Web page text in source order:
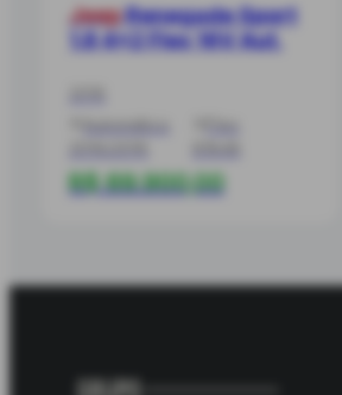
JeepRenegade Sport
1.8 4x2 Flex 16V Aut.
R$ 69.900,00